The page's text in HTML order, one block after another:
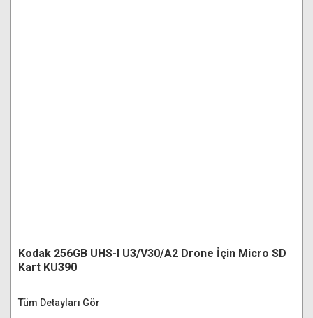
Kodak 256GB UHS-I U3/V30/A2 Drone İçin Micro SD
Kart KU390
Tüm Detayları Gör